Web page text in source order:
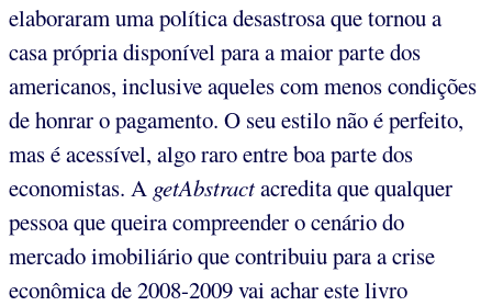
elaboraram uma política desastrosa que tornou a
casa própria disponível para a maior parte dos
americanos, inclusive aqueles com menos condições
de honrar o pagamento. O seu estilo não é perfeito,
mas é acessível, algo raro entre boa parte dos
economistas. A getAbstractacredita que qualquer
pessoa que queira compreender o cenário do
mercado imobiliário que contribuiu para a crise
econômica de 2008-2009 vai achar este livro